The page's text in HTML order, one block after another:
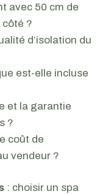
avec 50 cm de
?
d’isolation du
est-elle incluse
et la garantie
?
coût de
vendeur ?
: choisir un spa